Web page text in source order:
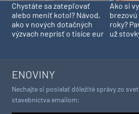
Chystáte sa zatepľovať
alebo meniť kotol? Návod,
ako v nových dotačných
výzvach neprísť o tisíce eur
Ako si
roky?
už
ENOVINY
Nechajte si posielať dôležité správy zo
stavebníctva emailom: